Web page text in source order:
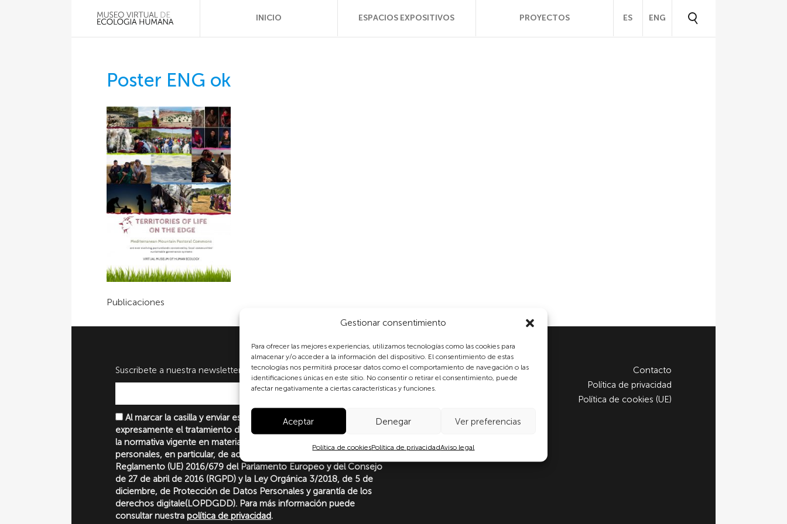
Gestionar consentimiento
Para ofrecer las mejores experiencias, utilizamos tecnologías como las cookies para
almacenar y/o acceder a la información del dispositivo. El consentimiento de estas
tecnologías nos permitirá procesar datos como el comportamiento de navegación o las
identificaciones únicas en este sitio. No consentir o retirar el consentimiento, puede
afectar negativamente a ciertas características y funciones.
Aceptar Denegar Ver preferencias
Política de cookiesPolítica de privacidadAviso legal
INICIO ESPACIOS EXPOSITIVOS PROYECTOS ES ENG
Poster ENG ok
Publicaciones
Suscribete a nuestra newsletter
Al marcar la casilla y enviar este formulario, usted consiente
expresamente el tratamiento de sus datos personales conforme a
la normativa vigente en materia de protección de datos
personales, en particular, de acuerdo con lo dispuesto en el
Reglamento (UE) 2016/679 del Parlamento Europeo y del Consejo
de 27 de abril de 2016 (RGPD) y la Ley Orgánica 3/2018, de 5 de
diciembre, de Protección de Datos Personales y garantía de los
derechos digitale(LOPDGDD). Para más información puede
consultar nuestra política de privacidad.
Contacto
Política de privacidad
Política de cookies (UE)